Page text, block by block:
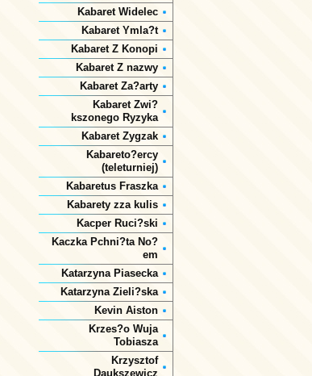
Kabaret Widelec
Kabaret Ymla?t
Kabaret Z Konopi
Kabaret Z nazwy
Kabaret Za?arty
Kabaret Zwi?
kszonego Ryzyka
Kabaret Zygzak
Kabareto?ercy
(teleturniej)
Kabaretus Fraszka
Kabarety zza kulis
Kacper Ruci?ski
Kaczka Pchni?ta No?
em
Katarzyna Piasecka
Katarzyna Zieli?ska
Kevin Aiston
Krzes?o Wuja
Tobiasza
Krzysztof
Daukszewicz